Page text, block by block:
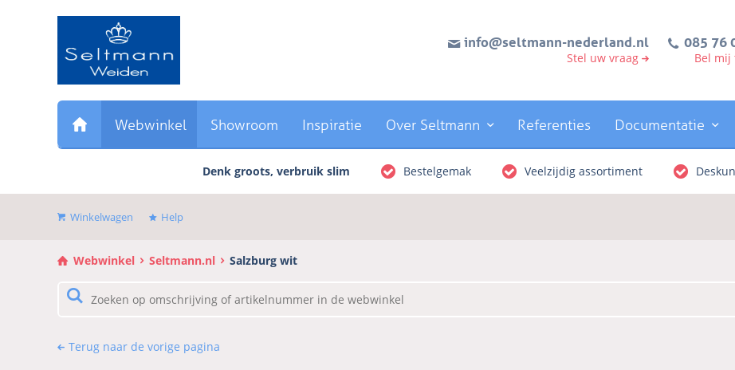
Direct
info@seltmann-nederland.nl
Stel uw vraag
085 76
Bel mij
Webwinkel Showroom Inspiratie Over Seltmann Referenties Documentatie
Denk groots, verbruik slim Bestelgemak Veelzijdig assortiment
Winkelwagen Help
Webwinkel Seltmann.nl Salzburg wit
Terug naar de vorige pagina